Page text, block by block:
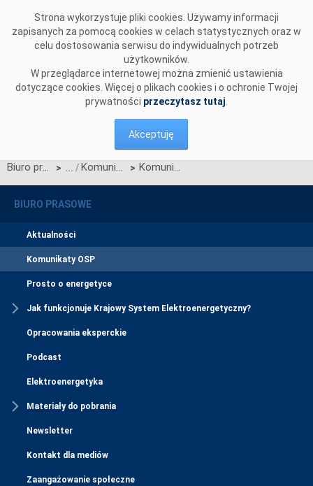
Strona wykorzystuje pliki cookies. Używamy informacji
zapisanych za pomocą cookies w celach statystycznych oraz w
celu dostosowania serwisu do indywidualnych potrzeb
użytkowników.
W przeglądarce internetowej można zmienić ustawienia
dotyczące cookies. Więcej o plikach cookies i o ochronie Twojej
prywatności przeczytasz tutaj
Akceptuję
Biuro prasowe > Komunikaty OSP > Komunikat w sprawie zmian Regulaminu rynku mocy wynikających z Karty aktualizacji nr RRM/Z/8/2024
BIURO PRASOWE
Aktualności
Komunikaty OSP
Prosto o energetyce
Jak funkcjonuje Krajowy System Elektroenergetyczny?
Opracowania eksperckie
Podcast
Elektroenergetyka
Materiały do pobrania
Newsletter
Kontakt dla mediów
Zaangażowanie społeczne